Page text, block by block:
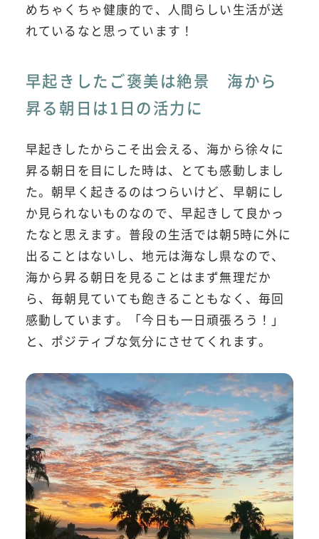
めちゃくちゃ健康的で、人間らしい生活が送
れているなと思っています！
早起きしたご褒美は絶景 海から
昇る朝日は1日の活力に
早起きしたからこそ出会える、海から徐々に
昇る朝日を目にした時は、とても感動しまし
た。朝早く起きるのはつらいけど、早朝にし
か見られないものなので、早起きして良かっ
たなと思えます。普段の生活では朝5時に外に
出ることはないし、地元は海なし県なので、
海から昇る朝日を見ることはまず無理だか
ら、毎朝見ていても飽きることもなく、毎回
感動しています。「今日も一日頑張ろう！」
と、ポジティブな気分にさせてくれます。